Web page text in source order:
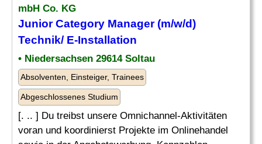
mbH Co. KG
Junior Category Manager (m/w/d)
Technik/ E-Installation
• Niedersachsen 29614 Soltau
Absolventen, Einsteiger, Trainees
Abgeschlossenes Studium
[. .. ] Du treibst unsere Omnichannel-Aktivitäten
voran und koordinierst Projekte im Onlinehandel